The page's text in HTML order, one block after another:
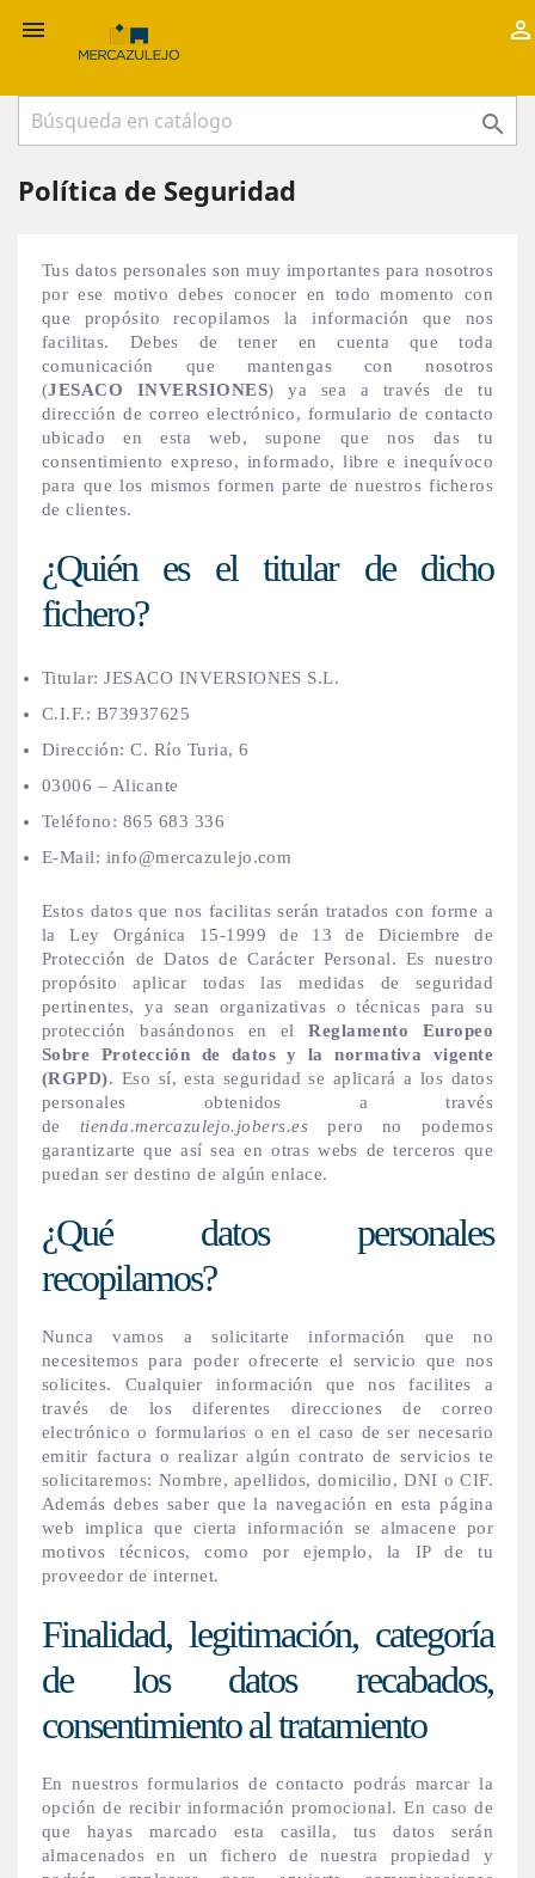
 

Política de Seguridad
Tus datos personales son muy importantes para nosotros
por ese motivo debes conocer en todo momento con
que propósito recopilamos la información que nos
facilitas. Debes de tener en cuenta que toda
comunicación que mantengas con nosotros
(JESACO INVERSIONES) ya sea a través de tu
dirección de correo electrónico, formulario de contacto
ubicado en esta web, supone que nos das tu
consentimiento expreso, informado, libre e inequívoco
para que los mismos formen parte de nuestros ficheros
de clientes.
¿Quién es el titular de dicho
fichero?
Titular: JESACO INVERSIONES S.L.
C.I.F.: B73937625
Dirección: C. Río Turia, 6
03006 – Alicante
Teléfono: 865 683 336
E-Mail: info@mercazulejo.com
Estos datos que nos facilitas serán tratados con forme a
la Ley Orgánica 15-1999 de 13 de Diciembre de
Protección de Datos de Carácter Personal. Es nuestro
propósito aplicar todas las medidas de seguridad
pertinentes, ya sean organizativas o técnicas para su
protección basándonos en elReglamento Europeo
Sobre Protección de datos y la normativa vigente
(RGPD). Eso sí, esta seguridad se aplicará a los datos
personales obtenidos a través
de tienda.mercazulejo.jobers.es pero no podemos
garantizarte que así sea en otras webs de terceros que
puedan ser destino de algún enlace.
¿Qué datos personales
recopilamos?
Nunca vamos a solicitarte información que no
necesitemos para poder ofrecerte el servicio que nos
solicites. Cualquier información que nos facilites a
través de los diferentes direcciones de correo
electrónico o formularios o en el caso de ser necesario
emitir factura o realizar algún contrato de servicios te
solicitaremos: Nombre, apellidos, domicilio, DNI o CIF.
Además debes saber que la navegación en esta página
web implica que cierta información se almacene por
motivos técnicos, como por ejemplo, la IP de tu
proveedor de internet.
Finalidad, legitimación, categoría
de los datos recabados,
consentimiento al tratamiento
En nuestros formularios de contacto podrás marcar la
opción de recibir información promocional. En caso de
que hayas marcado esta casilla, tus datos serán
almacenados en un fichero de nuestra propiedad y